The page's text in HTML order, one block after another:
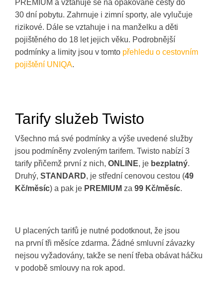
PREMIUM a vztahuje se na opakované cesty do
30 dní pobytu. Zahrnuje i zimní sporty, ale vylučuje
rizikové. Dále se vztahuje i na manželku a děti
pojištěného do 18 let jejich věku. Podrobnější
podmínky a limity jsou v tomto přehledu o cestovním
pojištění UNIQA.
Tarify služeb Twisto
Všechno má své podmínky a výše uvedené služby
jsou podmíněny zvoleným tarifem. Twisto nabízí 3
tarify přičemž první z nich, ONLINE, je bezplatný.
Druhý, STANDARD, je střední cenovou cestou (49
Kč/měsíc) a pak je PREMIUM za 99 Kč/měsíc.
U placených tarifů je nutné podotknout, že jsou
na první tři měsíce zdarma. Žádné smluvní závazky
nejsou vyžadovány, takže se není třeba obávat háčku
v podobě smlouvy na rok apod.